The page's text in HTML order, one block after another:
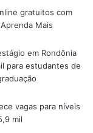
gratuitos com
Mais
em Rondônia
para estudantes de
vagas para níveis
mil